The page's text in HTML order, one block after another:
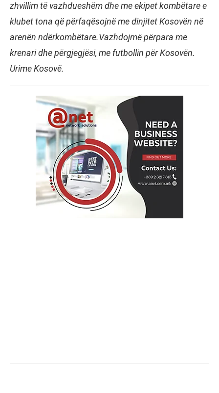
zhvillim të vazhdueshëm dhe me ekipet kombëtare e
klubet tona që përfaqësojnë me dinjitet Kosovën në
arenën ndërkombëtare.Vazhdojmë përpara me
krenari dhe përgjegjësi, me futbollin për Kosovën.
Urime Kosovë.